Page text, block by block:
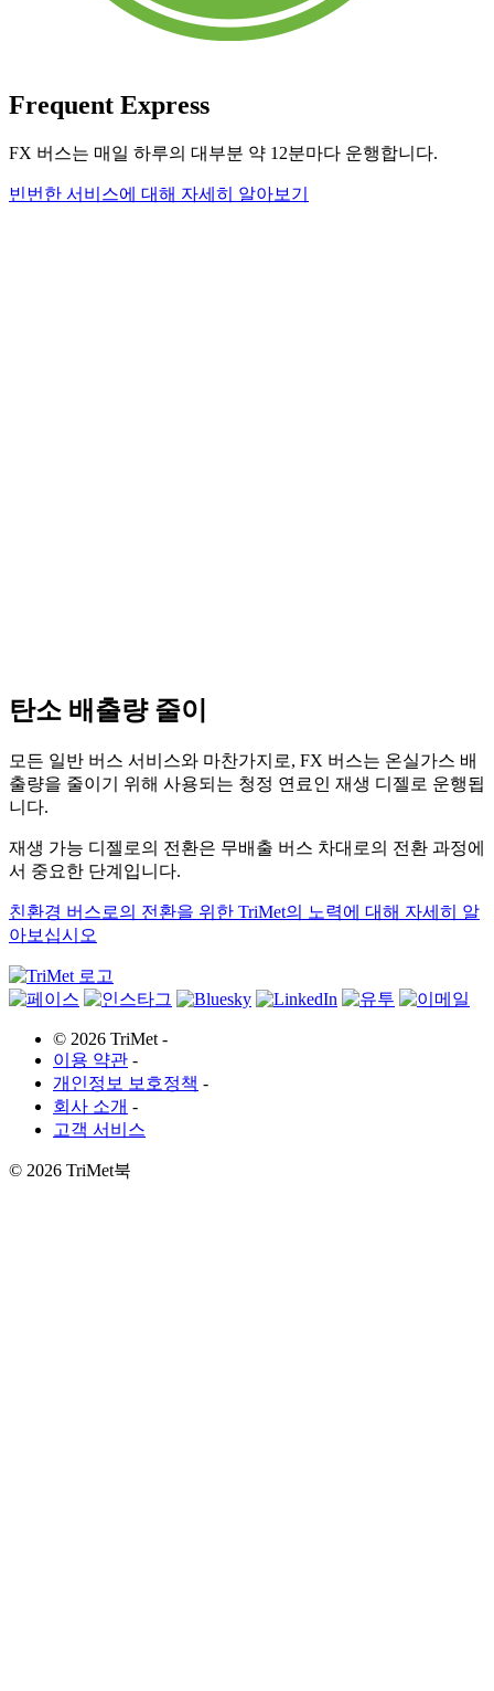
Frequent Express
FX 버스는 매일 하루의 대부분 약 12분마다 운행합니다.
빈번한 서비스에 대해 자세히 알아보기
탄소 배출량 줄이
모든 일반 버스 서비스와 마찬가지로, FX 버스는 온실가스 배
출량을 줄이기 위해 사용되는 청정 연료인 재생 디젤로 운행됩
니다.
재생 가능 디젤로의 전환은 무배출 버스 차대로의 전환 과정에
서 중요한 단계입니다.
친환경 버스로의 전환을 위한 TriMet의 노력에 대해 자세히 알
아보십시오
© 2026 TriMet -
이용 약관 -
개인정보 보호정책 -
회사 소개 -
고객 서비스
© 2026 TriMet북